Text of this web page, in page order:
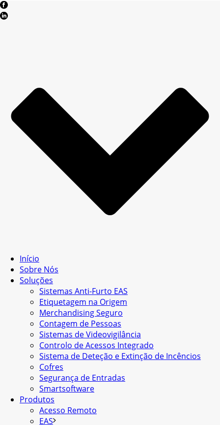
Início
Sobre Nós
Soluções
Sistemas Anti-Furto EAS
Etiquetagem na Origem
Merchandising Seguro
Contagem de Pessoas
Sistemas de Videovigilância
Controlo de Acessos Integrado
Sistema de Deteção e Extinção de Incêncios
Cofres
Segurança de Entradas
Smartsoftware
Produtos
Acesso Remoto
EAS